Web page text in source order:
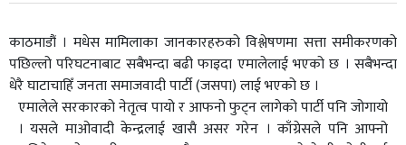
काठमाडौं । मधेस मामिलाका जानकारहरुको विश्लेषणमा सत्ता समीकरणको
पछिल्लो परिघटनाबाट सबैभन्दा बढी फाइदा एमालेलाई भएको छ । सबैभन्दा
धेरै घाटाचाहिँ जनता समाजवादी पार्टी (जसपा) लाई भएको छ ।
एमालेले सरकारको नेतृत्व पायो र आफनो फुट्न लागेको पार्टी पनि जोगायो
। यसले माओवादी केन्द्रलाई खासै असर गरेन । काँग्रेसले पनि आफ्नो